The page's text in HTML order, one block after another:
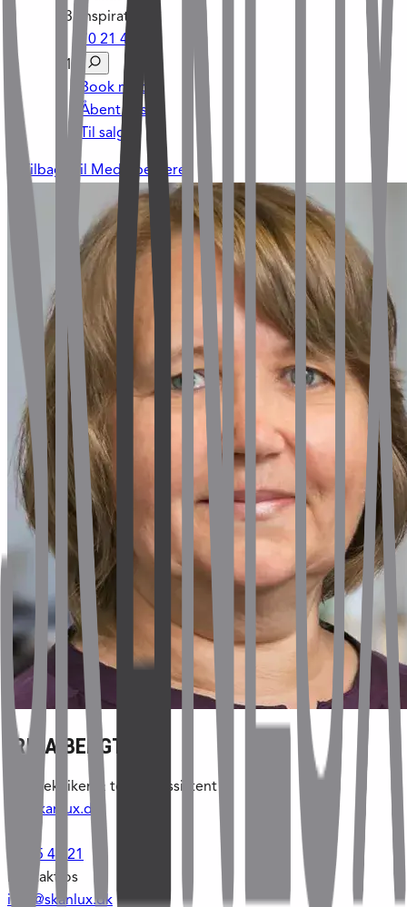
Inspiration
70 21 45 21
Book møde
Åbent hus
Til salg
Tilbage til Medarbejdere
IRINA BENGTSEN
Sagstekniker & teknisk assistent
ib@skanlux.dk
60 35 45 21
Kontakt os
info@skanlux.dk